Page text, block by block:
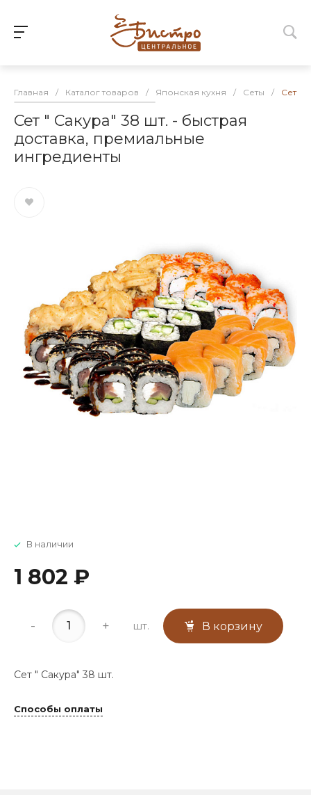
Главная / Каталог товаров / Японская кухня / Сеты / Сет "
Сет " Сакура" 38 шт. - быстрая
доставка, премиальные
ингредиенты
В наличии
1 802 ₽
- + шт. В корзину
Сет " Сакура" 38 шт.
Способы оплаты